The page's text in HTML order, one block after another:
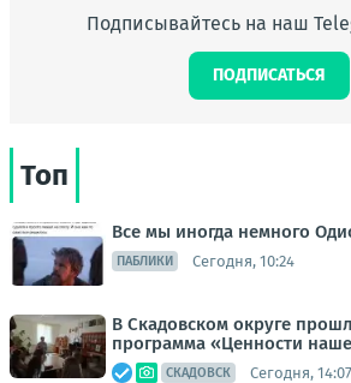
Подписывайтесь на наш
ПОДПИСАТЬСЯ
Топ
Все мы иногда немного
ПАБЛИКИ Сегодня, 10:24
В Скадовском округе
программа «Ценности
СКАДОВСК Сегодня, 14:07